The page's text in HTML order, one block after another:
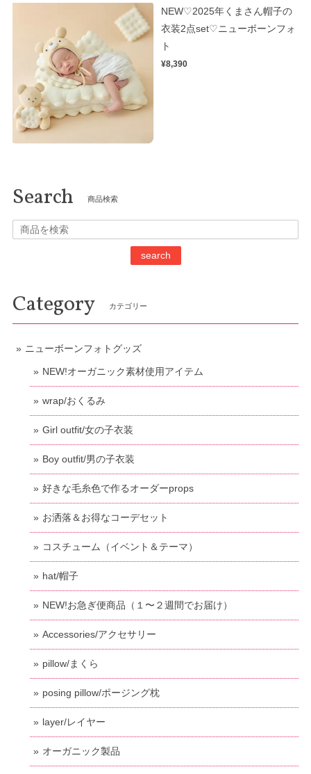
NEW♡2025年くまさん帽子の
衣装2点set♡ニューボーンフォ
ト
¥8,390
Search 商品検索
search
Category カテゴリー
ニューボーンフォトグッズ
NEW!オーガニック素材使用アイテム
wrap/おくるみ
Girl outfit/女の子衣装
Boy outfit/男の子衣装
好きな毛糸色で作るオーダーprops
お洒落＆お得なコーデセット
コスチューム（イベント＆テーマ）
hat/帽子
NEW!お急ぎ便商品（１〜２週間でお届け）
Accessories/アクセサリー
pillow/まくら
posing pillow/ポージング枕
layer/レイヤー
オーガニック製品